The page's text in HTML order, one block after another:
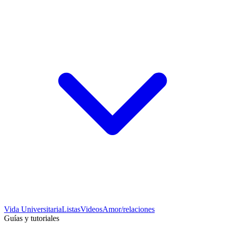
Vida UniversitariaListasVideosAmor/relaciones
Guías y tutoriales